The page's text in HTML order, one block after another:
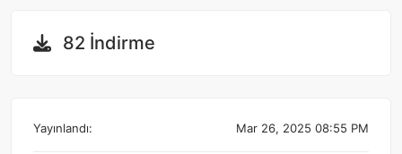
82 İndirme
Yayınlandı: Mar 26, 2025 08:55 PM